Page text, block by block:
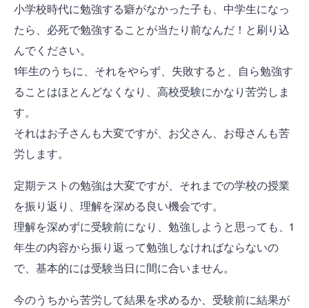
小学校時代に勉強する癖がなかった子も、中学生になっ
たら、必死で勉強することが当たり前なんだ！と刷り込
んでください。
1年生のうちに、それをやらず、失敗すると、自ら勉強す
ることはほとんどなくなり、高校受験にかなり苦労しま
す。
それはお子さんも大変ですが、お父さん、お母さんも苦
労します。
定期テストの勉強は大変ですが、それまでの学校の授業
を振り返り、理解を深める良い機会です。
理解を深めずに受験前になり、勉強しようと思っても、1
年生の内容から振り返って勉強しなければならないの
で、基本的には受験当日に間に合いません。
今のうちから苦労して結果を求めるか、受験前に結果が